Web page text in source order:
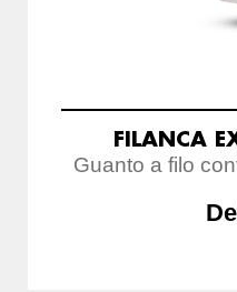
FILANCA
Guanto a filo